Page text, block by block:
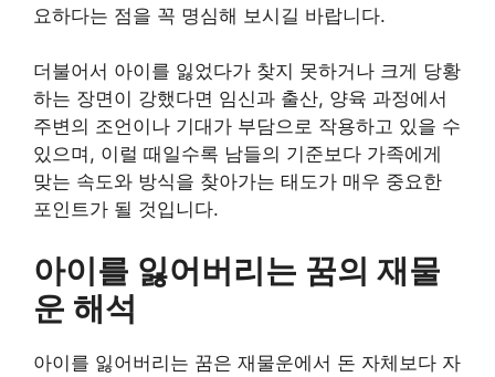
요하다는 점을 꼭 명심해 보시길 바랍니다.
더불어서 아이를 잃었다가 찾지 못하거나 크게 당황
하는 장면이 강했다면 임신과 출산, 양육 과정에서
주변의 조언이나 기대가 부담으로 작용하고 있을 수
있으며, 이럴 때일수록 남들의 기준보다 가족에게
맞는 속도와 방식을 찾아가는 태도가 매우 중요한
포인트가 될 것입니다.
아이를 잃어버리는 꿈의 재물
운 해석
아이를 잃어버리는 꿈은 재물운에서 돈 자체보다 자